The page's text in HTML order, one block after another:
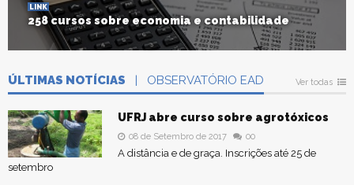
LINK
258 cursos sobre economia e contabilidade
ÚLTIMAS NOTÍCIAS | OBSERVATÓRIO EAD Ver todas
UFRJ abre curso sobre agrotóxicos
08 de Setembro de 2017 00
A distância e de graça. Inscrições até 25 de
setembro